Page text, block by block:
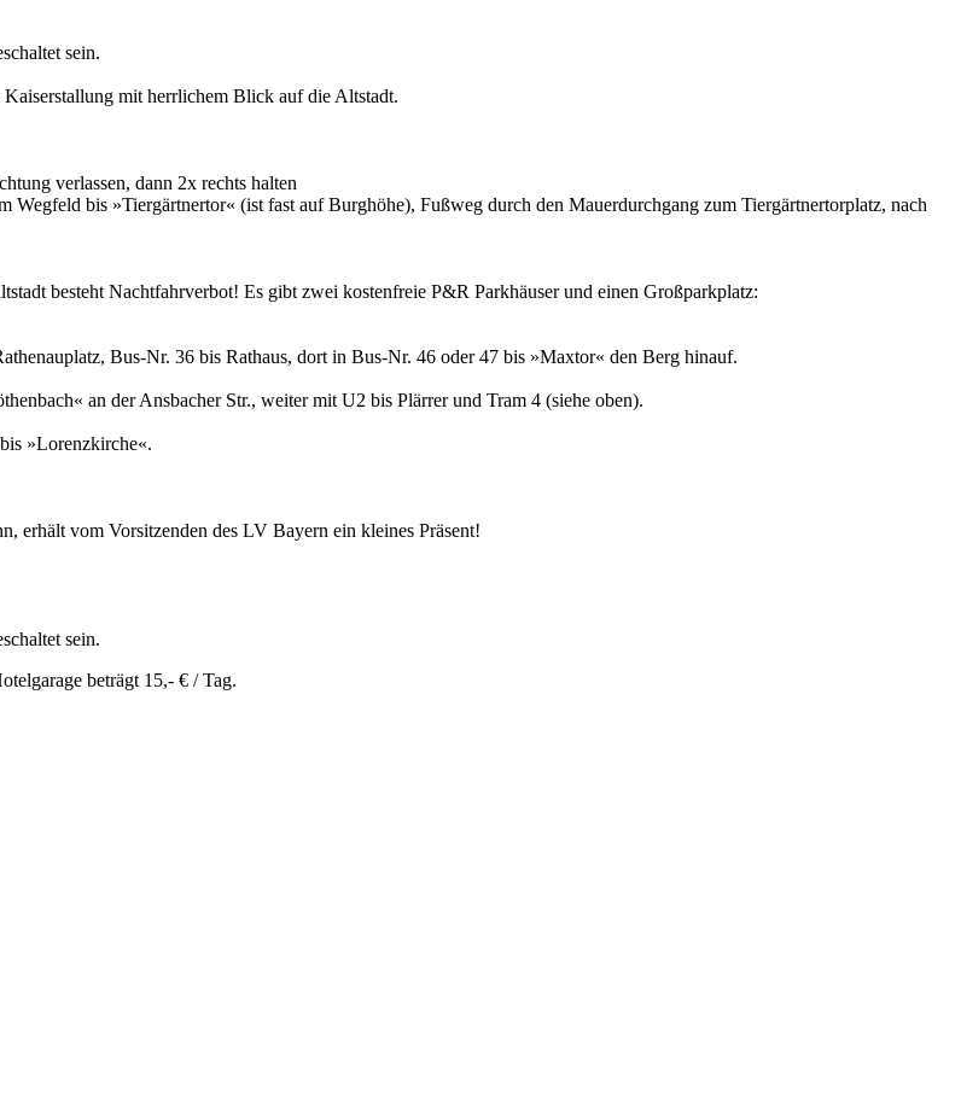
sein.
Kaiserstallung mit herrlichem Blick auf die Altstadt.
verlassen, dann 2x rechts halten
bis »Tiergärtnertor« (ist fast auf Burghöhe), Fußweg durch den Mauerdurchgang zum Tiergärtnertorplatz, nach
besteht Nachtfahrverbot! Es gibt zwei kostenfreie P&R Parkhäuser und einen Großparkplatz:
Bus-Nr. 36 bis Rathaus, dort in Bus-Nr. 46 oder 47 bis »Maxtor« den Berg hinauf.
an der Ansbacher Str., weiter mit U2 bis Plärrer und Tram 4 (siehe oben).
»Lorenzkirche«.
erhält vom Vorsitzenden des LV Bayern ein kleines Präsent!
sein.
beträgt 15,- € / Tag.